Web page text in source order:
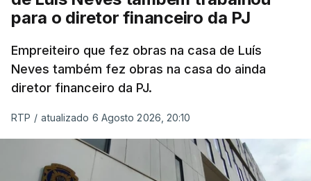
para o diretor financeiro da PJ
Empreiteiro que fez obras na casa de Luís
Neves também fez obras na casa do ainda
diretor financeiro da PJ.
RTP / atualizado 6 Agosto 2026, 20:10